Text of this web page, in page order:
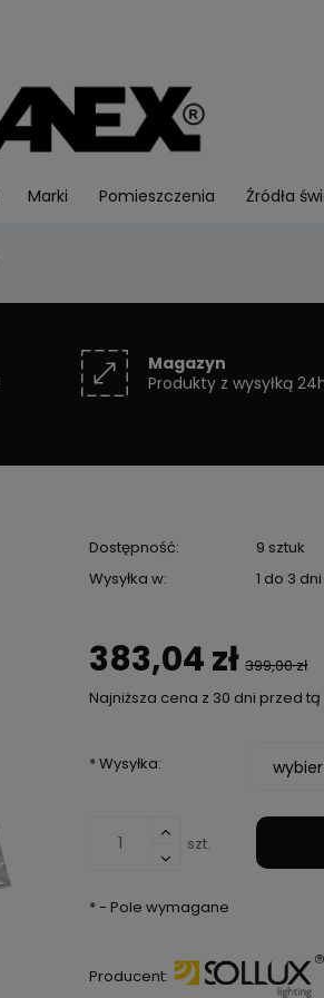
Marki Pomieszczenia Źródła
Magazyn
Produkty z wysyłką
Dostępność:
9 sztuk
Wysyłka w:
1 do 3
383,04 zł 399,00 zł
Najniższa cena z 30 dni przed
niż 30 dni,
pojawił się w
*Wysyłka:
szt.
*- Pole wymagane
Producent: